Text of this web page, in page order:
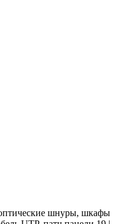
шнуры, шкафы